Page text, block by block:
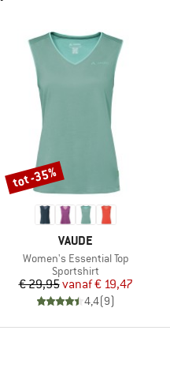
MERK
VAUDE
Artikel
Women's Essential Top
Productgroep
Sportshirt
Prijs
€ 29,95 Verlaagde prijs
vanaf€ 19,47
4,4(9)
Korting
tot -35%